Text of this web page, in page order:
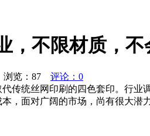
，不限材质，
览： 87
评论：0
传统丝网印刷的四色套印。行
，面对广阔的市场，尚有很大